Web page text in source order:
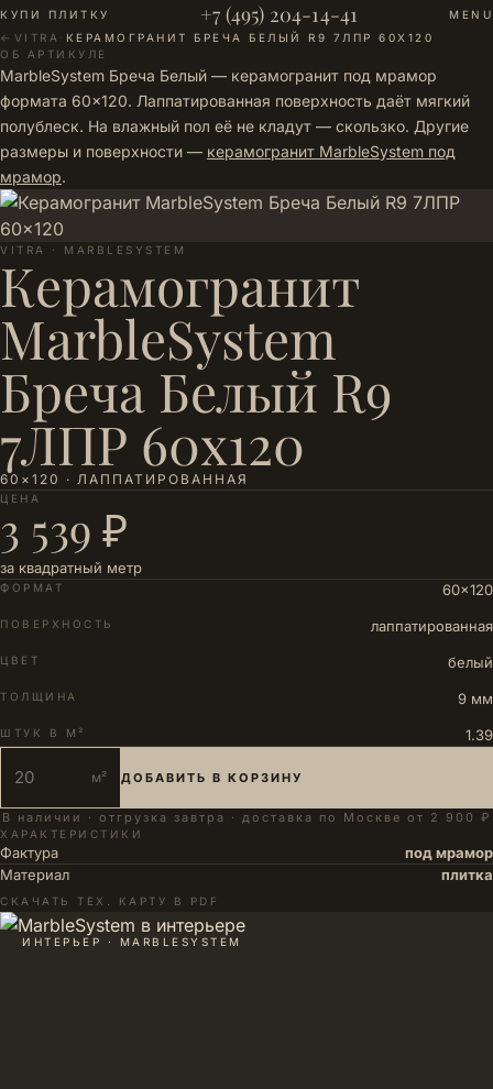
КУПИ ПЛИТКУ +7 (495) 204-14-41
MENU
← VITRA · КЕРАМОГРАНИТ БРЕЧА БЕЛЫЙ R9 7ЛПР 60X120
ОБ АРТИКУЛЕ
MarbleSystem Бреча Белый — керамогранит под мрамор
формата 60×120. Лаппатированная поверхность даёт мягкий
полублеск. На влажный пол её не кладут — скользко. Другие
размеры и поверхности — керамогранит MarbleSystem под
мрамор.
VITRA · MARBLESYSTEM
Керамогранит
MarbleSystem
Бреча Белый R9
7ЛПР 60x120
60×120 · ЛАППАТИРОВАННАЯ
ЦЕНА
3 539 ₽
за квадратный метр
ФОРМАТ 60×120
ПОВЕРХНОСТЬ лаппатированная
ЦВЕТ белый
ТОЛЩИНА 9 мм
ШТУК В М² 1.39
м² ДОБАВИТЬ В КОРЗИНУ
В наличии · отгрузка завтра · доставка по Москве от 2 900 ₽
ХАРАКТЕРИСТИКИ
Фактура
под мрамор
Материал
плитка
СКАЧАТЬ ТЕХ. КАРТУ В PDF
ИНТЕРЬЕР · MARBLESYSTEM